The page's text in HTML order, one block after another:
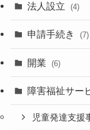
法人設立 (4)
申請手続き (7)
開業 (6)
障害福祉サー
児童発達支援